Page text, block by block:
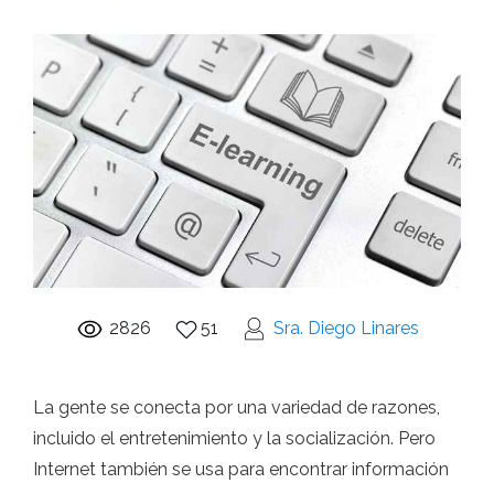
2826 51 Sra. Diego Linares
La gente se conecta por una variedad de razones,
incluido el entretenimiento y la socialización. Pero
Internet también se usa para encontrar información